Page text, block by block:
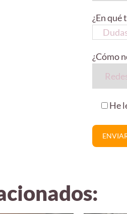
¿En qué
¿Cómo
He